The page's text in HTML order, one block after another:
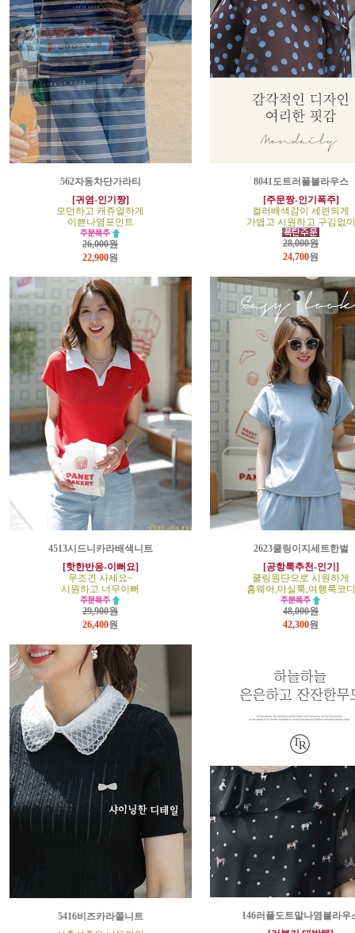
562자동차단가라티
[귀염-인기짱]
모던하고 캐쥬얼하게
이쁜나염포인트
26,000원
22,900원
8041도트러플블라우스
[주문짱-인기폭주]
컬러배색감이 세련되게
가볍고 시원하고 구김없이
28,000원
24,700원
4513시드니카라배색니트
[핫한반응-이뻐요]
무조건 사세요~
시원하고 너무이뻐
29,900원
26,400원
2623쿨링이지세트한벌
[공항룩추천-인기]
쿨링원단으로 시원하게
홈웨어,마실룩,여행룩코디
48,000원
42,300원
5416비즈카라쫄니트
146러플도트말나염블라우